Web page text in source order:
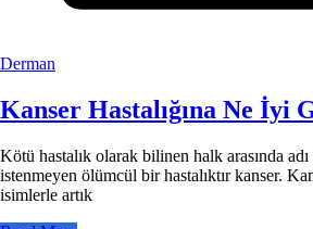
Derman
Kanser Hastalığına Ne İyi
Kötü hastalık olarak bilinen halk arasında
istenmeyen ölümcül bir hastalıktır kanser.
isimlerle artık